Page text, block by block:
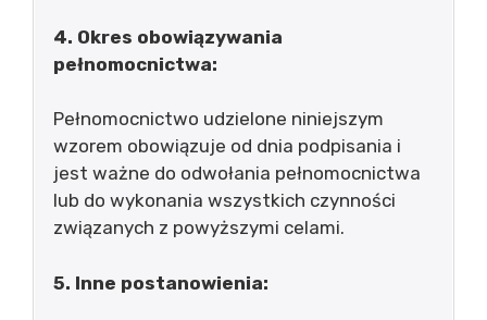
4. Okres obowiązywania
pełnomocnictwa:
Pełnomocnictwo udzielone niniejszym
wzorem obowiązuje od dnia podpisania i
jest ważne do odwołania pełnomocnictwa
lub do wykonania wszystkich czynności
związanych z powyższymi celami.
5. Inne postanowienia: